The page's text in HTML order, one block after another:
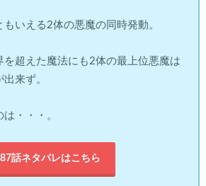
いえる2体の悪魔の同時発動。
を超えた魔法にも2体の最上位悪魔は
来ず。
・・・。
話ネタバレはこちら